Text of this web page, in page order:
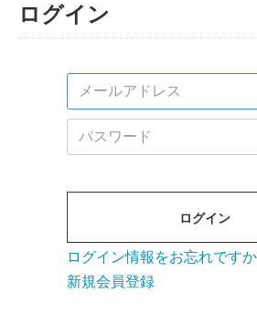
ログイン
ログイン
ログイン情報をお忘れですか
新規会員登録